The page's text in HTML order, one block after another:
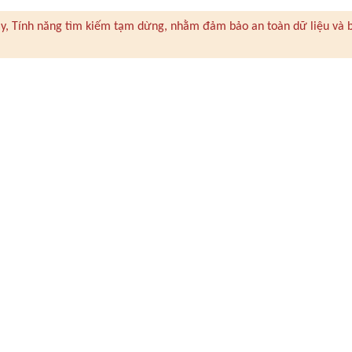
Tính năng tìm kiếm tạm dừng, nhằm đảm bảo an toàn dữ liệu và